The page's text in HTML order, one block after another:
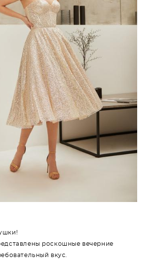
роскошные вечерние
вкус.